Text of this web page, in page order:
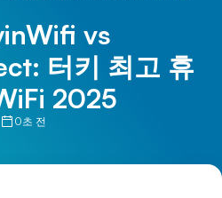
vs
터키 최고 휴
2025
0초 전